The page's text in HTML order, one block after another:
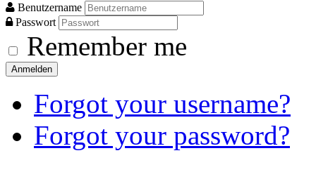
Benutzername
Passwort
Remember me
Anmelden
Forgot your username?
Forgot your password?